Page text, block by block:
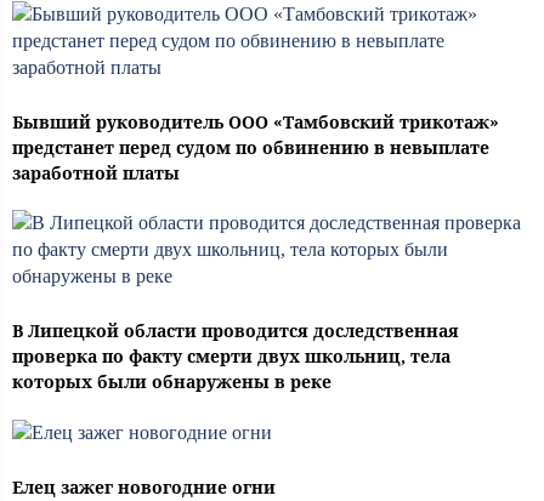
Бывший руководитель ООО «Тамбовский трикотаж»
предстанет перед судом по обвинению в невыплате
заработной платы
В Липецкой области проводится доследственная
проверка по факту смерти двух школьниц, тела
которых были обнаружены в реке
Елец зажег новогодние огни